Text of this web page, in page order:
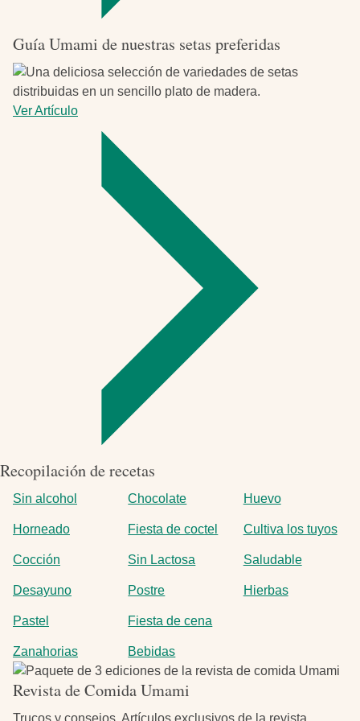
Guía Umami de nuestras setas preferidas
Ver Artículo
Guía
Umami
nuestras
Recopilación de recetas
Sin alcohol
Horneado
Cocción
Desayuno
Pastel
Zanahorias
Chocolate
Fiesta de coctel
Sin Lactosa
Postre
Fiesta de cena
Bebidas
Huevo
Cultiva los tuyos
Saludable
Hierbas
Imagen
Revista de Comida Umami